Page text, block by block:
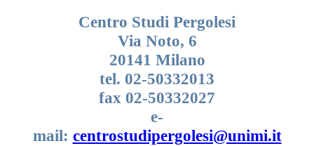
Centro Studi Pergolesi
Via Noto, 6
20141 Milano
tel. 02-50332013
fax 02-50332027
e-
mail: centrostudipergolesi@unimi.it